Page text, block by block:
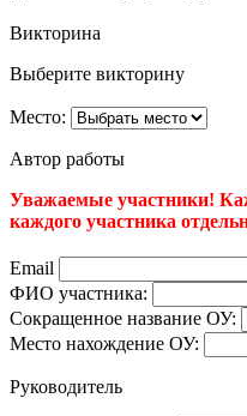
Викторина
Выберите викторину
Место:
Автор работы
Уважаемые участники!
каждого участника
Email
ФИО участника:
Сокращенное название ОУ:
Место нахождение ОУ:
Руководитель